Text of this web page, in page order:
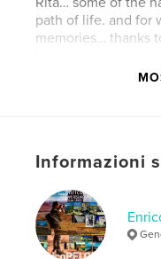
path of life. and for
memories… thanks
Categoria principale:
Categorie
Informazioni